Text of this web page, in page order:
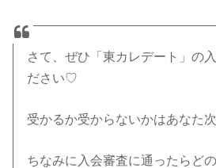
さて、ぜひ「東カレデート」の
ださい♡
受かるか受からないかはあなた次
ちなみに入会審査に通ったらど